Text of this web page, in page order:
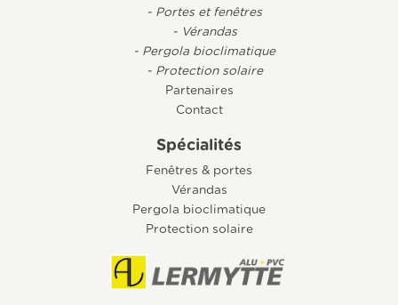
- Portes et fenêtres
- Vérandas
- Pergola bioclimatique
- Protection solaire
Partenaires
Contact
Spécialités
Fenêtres & portes
Vérandas
Pergola bioclimatique
Protection solaire